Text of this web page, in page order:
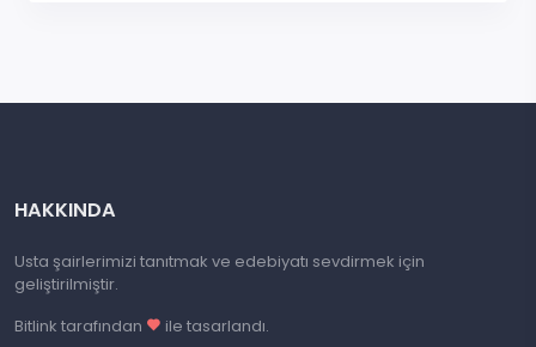
HAKKINDA
Usta şairlerimizi tanıtmak ve edebiyatı sevdirmek için
geliştirilmiştir.
Bitlink tarafından
ile tasarlandı.